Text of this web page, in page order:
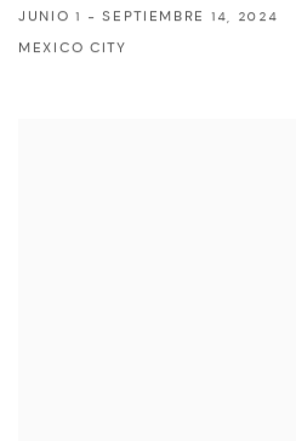
JUNIO 1 - SEPTIEMBRE 14, 2024
MEXICO CITY